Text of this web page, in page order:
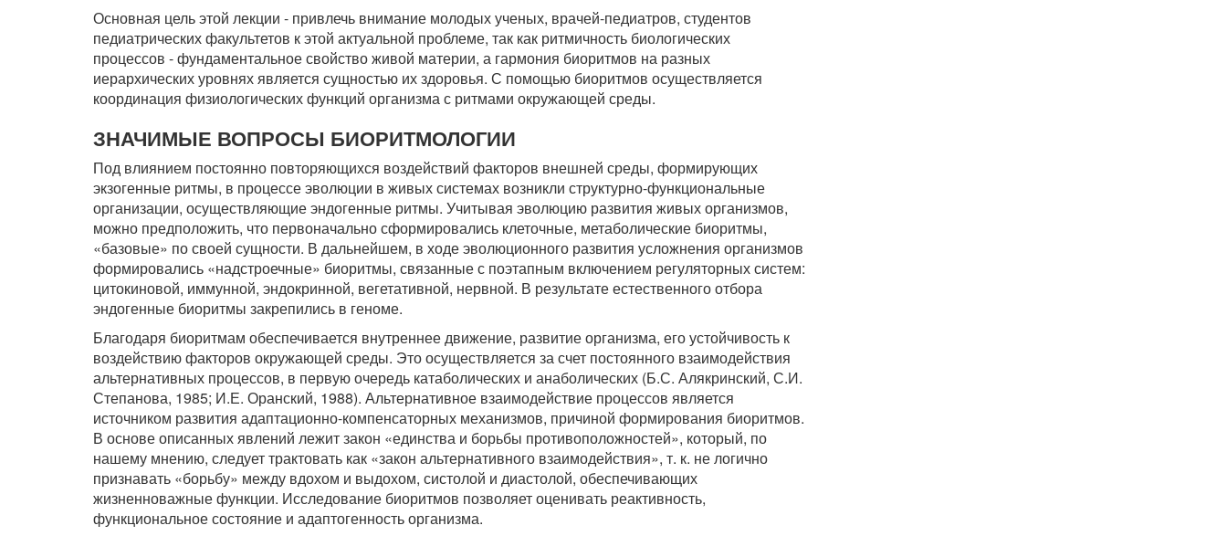
Основная цель этой лекции - привлечь внимание молодых ученых, врачей-педиатров, студентов
педиатрических факультетов к этой актуальной проблеме, так как ритмичность биологических
процессов - фундаментальное свойство живой материи, а гармония биоритмов на разных
иерархических уровнях является сущностью их здоровья. С помощью биоритмов осуществляется
координация физиологических функций организма с ритмами окружающей среды.
ЗНАЧИМЫЕ ВОПРОСЫ БИОРИТМОЛОГИИ
Под влиянием постоянно повторяющихся воздействий факторов внешней среды, формирующих
экзогенные ритмы, в процессе эволюции в живых системах возникли структурно-функциональные
организации, осуществляющие эндогенные ритмы. Учитывая эволюцию развития живых организмов,
можно предположить, что первоначально сформировались клеточные, метаболические биоритмы,
«базовые» по своей сущности. В дальнейшем, в ходе эволюционного развития усложнения организмов
формировались «надстроечные» биоритмы, связанные с поэтапным включением регуляторных систем:
цитокиновой, иммунной, эндокринной, вегетативной, нервной. В результате естественного отбора
эндогенные биоритмы закрепились в геноме.
Благодаря биоритмам обеспечивается внутреннее движение, развитие организма, его устойчивость к
воздействию факторов окружающей среды. Это осуществляется за счет постоянного взаимодействия
альтернативных процессов, в первую очередь катаболических и анаболических (Б.С. Алякринский, С.И.
Степанова, 1985; И.Е. Оранский, 1988). Альтернативное взаимодействие процессов является
источником развития адаптационно-компенсаторных механизмов, причиной формирования биоритмов.
В основе описанных явлений лежит закон «единства и борьбы противоположностей», который, по
нашему мнению, следует трактовать как «закон альтернативного взаимодействия», т. к. не логично
признавать «борьбу» между вдохом и выдохом, систолой и диастолой, обеспечивающих
жизненноважные функции. Исследование биоритмов позволяет оценивать реактивность,
функциональное состояние и адаптогенность организма.